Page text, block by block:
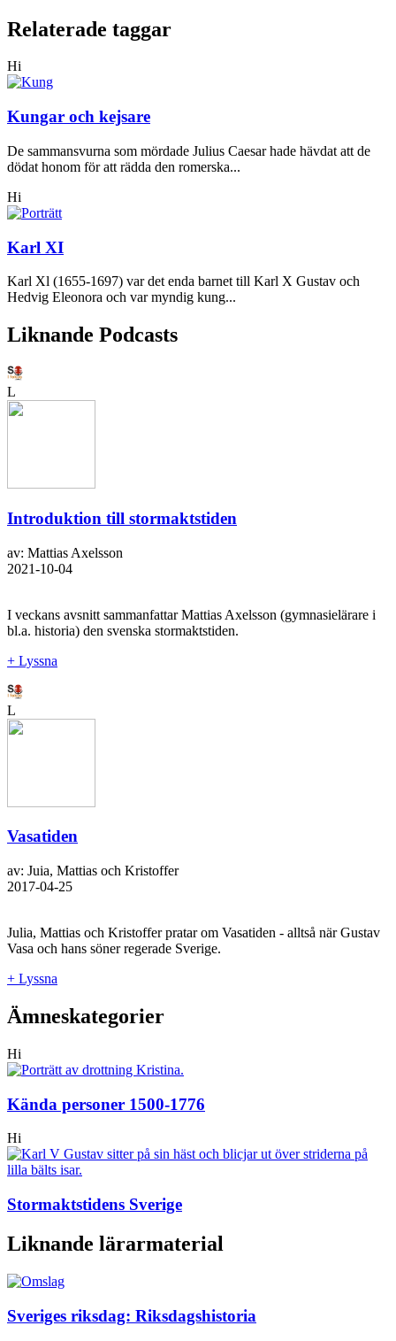
Relaterade taggar
Hi
Kungar och kejsare
De sammansvurna som mördade Julius Caesar hade hävdat att de
dödat honom för att rädda den romerska...
Hi
Karl XI
Karl Xl (1655-1697) var det enda barnet till Karl X Gustav och
Hedvig Eleonora och var myndig kung...
Liknande Podcasts
L
Introduktion till stormaktstiden
av: Mattias Axelsson
2021-10-04
I veckans avsnitt sammanfattar Mattias Axelsson (gymnasielärare i
bl.a. historia) den svenska stormaktstiden.
+ Lyssna
L
Vasatiden
av: Juia, Mattias och Kristoffer
2017-04-25
Julia, Mattias och Kristoffer pratar om Vasatiden - alltså när Gustav
Vasa och hans söner regerade Sverige.
+ Lyssna
Ämneskategorier
Hi
Kända personer 1500-1776
Hi
Stormaktstidens Sverige
Liknande lärarmaterial
Sveriges riksdag: Riksdagshistoria